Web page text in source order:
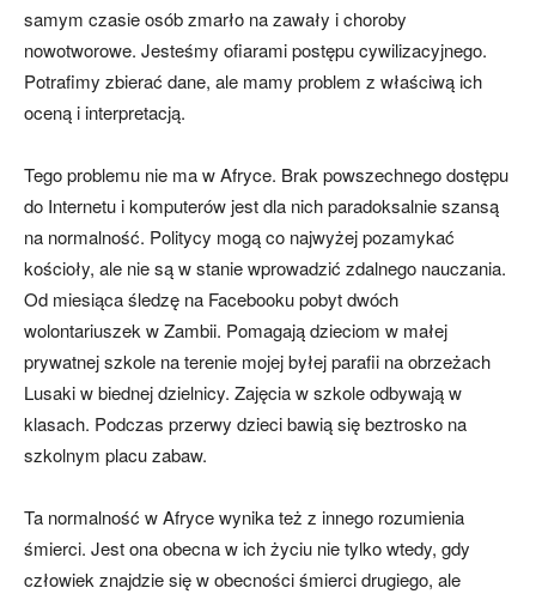
samym czasie osób zmarło na zawały i choroby
nowotworowe. Jesteśmy ofiarami postępu cywilizacyjnego.
Potrafimy zbierać dane, ale mamy problem z właściwą ich
oceną i interpretacją.
Tego problemu nie ma w Afryce. Brak powszechnego dostępu
do Internetu i komputerów jest dla nich paradoksalnie szansą
na normalność. Politycy mogą co najwyżej pozamykać
kościoły, ale nie są w stanie wprowadzić zdalnego nauczania.
Od miesiąca śledzę na Facebooku pobyt dwóch
wolontariuszek w Zambii. Pomagają dzieciom w małej
prywatnej szkole na terenie mojej byłej parafii na obrzeżach
Lusaki w biednej dzielnicy. Zajęcia w szkole odbywają w
klasach. Podczas przerwy dzieci bawią się beztrosko na
szkolnym placu zabaw.
Ta normalność w Afryce wynika też z innego rozumienia
śmierci. Jest ona obecna w ich życiu nie tylko wtedy, gdy
człowiek znajdzie się w obecności śmierci drugiego, ale